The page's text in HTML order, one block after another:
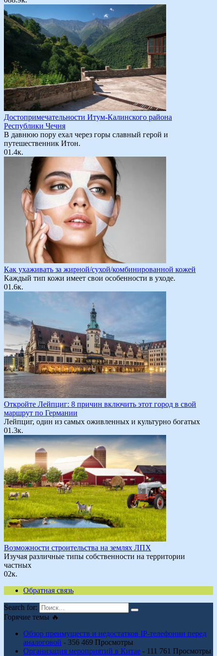
Достопримечательности Итум-Калинского района
Республики Чечня
В давнюю пору ехал через горы славный герой и
путешественник Итон.
01.4к.
Как ухаживать за жирной/сухой/комбинированной кожей
Каждый тип кожи имеет свои особенности в уходе.
01.6к.
Откройте Лейпциг: 8 причин включить этот город в свой
маршрут по Германии
Лейпциг, один из самых оживленных и культурно богатых
01.3к.
Возможности строительства на землях ЛПХ
Изучая различные типы собственности на территории
частных
02к.
Обратная связь
Search for:
Горячие темы 🔥
Обзор преимуществ и недостатков IP-телефонии перед
аналоговой - 356 469 Просмотры
Организация мероприятий в Китае - 111 761 Просмотры